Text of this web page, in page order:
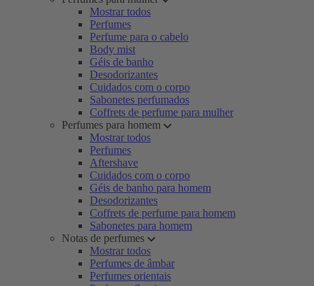
Mostrar todos
Perfumes
Perfume para o cabelo
Body mist
Géis de banho
Desodorizantes
Cuidados com o corpo
Sabonetes perfumados
Coffrets de perfume para mulher
Perfumes para homem
Mostrar todos
Perfumes
Aftershave
Cuidados com o corpo
Géis de banho para homem
Desodorizantes
Coffrets de perfume para homem
Sabonetes para homem
Notas de perfumes
Mostrar todos
Perfumes de âmbar
Perfumes orientais